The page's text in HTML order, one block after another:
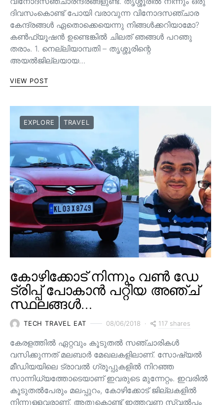
ദിവസംകൊണ്ട് പോയി വരാവുന്ന വിനോദസഞ്ചാര
കേന്ദ്രങ്ങൾ ഏതൊക്കെയെന്നു നിങ്ങൾക്കറിയാമോ?
കൺഫ്യൂഷൻ ഉണ്ടെങ്കിൽ ചിലത് ഞങ്ങൾ പറഞു
തരാം. 1. നെല്ലിയാമ്പതി – തൃശ്ശൂരിന്റെ
അയൽജില്ലയായ…
VIEW POST
EXPLORE TRAVEL
കോഴിക്കോട് നിന്നും വൺ ഡേ
ട്രിപ്പ് പോകാൻ പറ്റിയ അഞ്ച്
സ്ഥലങ്ങൾ…
TECH TRAVEL EAT 08/06/2018 117 shares
കേരളത്തിൽ ഏറ്റവും കൂടുതൽ സഞ്ചാരികൾ
വസിക്കുന്നത് മലബാർ മേഖലകളിലാണ്. സോഷ്യൽ
മീഡിയയിലെ ട്രാവൽ ഗ്രൂപ്പുകളിൽ നിറഞ്ഞ
സാന്നിധ്യത്തോടെയാണ് ഇവരുടെ മുന്നേറ്റം. ഇവരിൽ
കൂടുതൽപേരും മലപ്പുറം, കോഴിക്കോട് ജില്ലകളിൽ
നിന്നുള്ളവരാണ്. അതുകൊണ്ട് ഇത്തവണ സ്വൽപ്പം